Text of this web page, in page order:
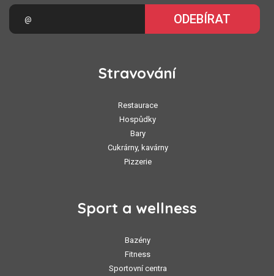
ODEBÍRAT
Stravování
Restaurace
Hospůdky
Bary
Cukrárny, kavárny
Pizzerie
Sport a wellness
Bazény
Fitness
Sportovní centra